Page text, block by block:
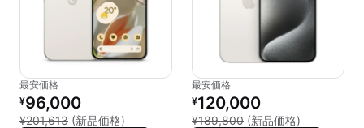
最安価格
リファービッシュ品の価格：
¥96,000
¥201,613 (新品価格) 新品との比較：¥201,613
最安価格
リファービッシュ品の価格：
¥120,000
¥189,800 (新品価格)